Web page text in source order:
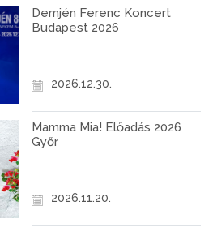
Demjén Ferenc Koncert
Budapest 2026
2026.12.30.
Mamma Mia! Előadás 2026
Győr
2026.11.20.